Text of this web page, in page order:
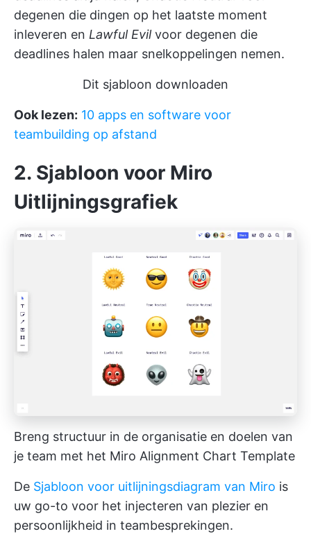
degenen die dingen op het laatste moment
inleveren en Lawful Evilvoor degenen die
deadlines halen maar snelkoppelingen nemen.
Dit sjabloon downloaden
Ook lezen: 10 apps en software voor
teambuilding op afstand
2. Sjabloon voor Miro
Uitlijningsgrafiek
Breng structuur in de organisatie en doelen van
je team met het Miro Alignment Chart Template
De Sjabloon voor uitlijningsdiagram van Miro is
uw go-to voor het injecteren van plezier en
persoonlijkheid in teambesprekingen.